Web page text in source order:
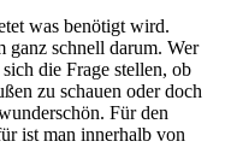
was benötigt wird.
ganz schnell darum. Wer
die Frage stellen, ob
zu schauen oder doch
Für den
ist man innerhalb von